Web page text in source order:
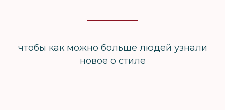
чтобы как можно больше людей узнали
новое о стиле